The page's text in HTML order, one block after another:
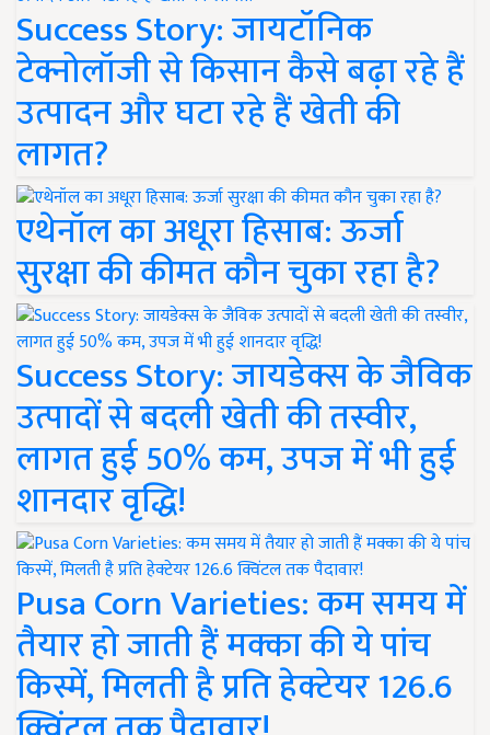
Success Story: जायटॉनिक
टेक्नोलॉजी से किसान कैसे बढ़ा रहे हैं
उत्पादन और घटा रहे हैं खेती की
लागत?
एथेनॉल का अधूरा हिसाब: ऊर्जा
सुरक्षा की कीमत कौन चुका रहा है?
Success Story: जायडेक्स के जैविक
उत्पादों से बदली खेती की तस्वीर,
लागत हुई 50% कम, उपज में भी हुई
शानदार वृद्धि!
Pusa Corn Varieties: कम समय में
तैयार हो जाती हैं मक्का की ये पांच
किस्में, मिलती है प्रति हेक्टेयर 126.6